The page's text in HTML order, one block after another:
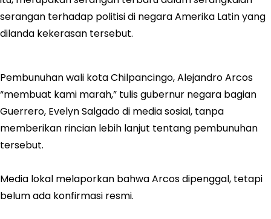
serangan terhadap politisi di negara Amerika Latin yang
dilanda kekerasan tersebut.
Pembunuhan wali kota Chilpancingo, Alejandro Arcos
“membuat kami marah,” tulis gubernur negara bagian
Guerrero, Evelyn Salgado di media sosial, tanpa
memberikan rincian lebih lanjut tentang pembunuhan
tersebut.
Media lokal melaporkan bahwa Arcos dipenggal, tetapi
belum ada konfirmasi resmi.